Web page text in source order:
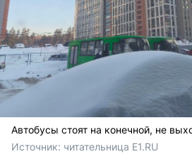
Автобусы стоят на конечной, не
Источник: читательница E1.RU